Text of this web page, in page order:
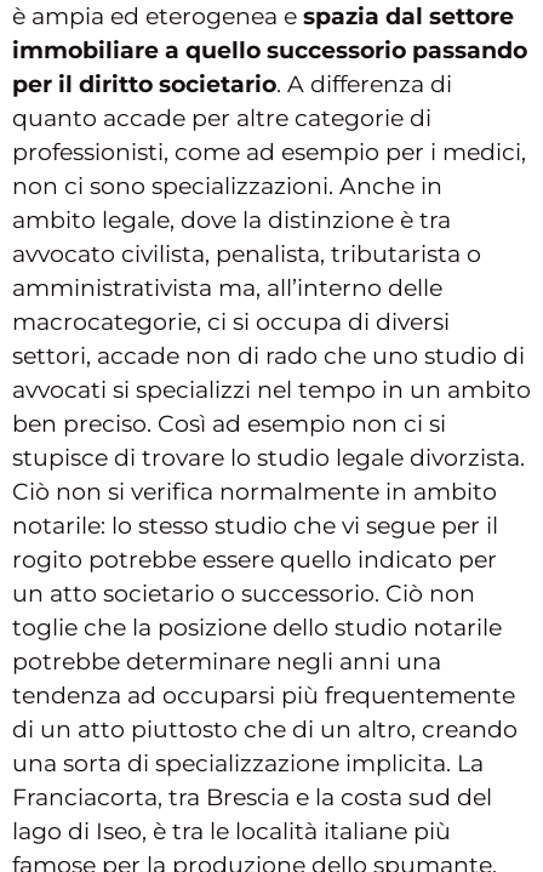
è ampia ed eterogenea e spazia dal settore
immobiliare a quello successorio passando
per il diritto societario. A differenza di
quanto accade per altre categorie di
professionisti, come ad esempio per i medici,
non ci sono specializzazioni. Anche in
ambito legale, dove la distinzione è tra
avvocato civilista, penalista, tributarista o
amministrativista ma, all’interno delle
macrocategorie, ci si occupa di diversi
settori, accade non di rado che uno studio di
avvocati si specializzi nel tempo in un ambito
ben preciso. Così ad esempio non ci si
stupisce di trovare lo studio legale divorzista.
Ciò non si verifica normalmente in ambito
notarile: lo stesso studio che vi segue per il
rogito potrebbe essere quello indicato per
un atto societario o successorio. Ciò non
toglie che la posizione dello studio notarile
potrebbe determinare negli anni una
tendenza ad occuparsi più frequentemente
di un atto piuttosto che di un altro, creando
una sorta di specializzazione implicita. La
Franciacorta, tra Brescia e la costa sud del
lago di Iseo, è tra le località italiane più
famose per la produzione dello spumante.